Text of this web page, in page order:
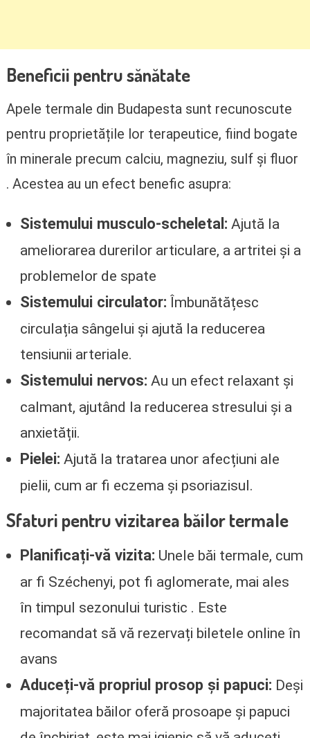
Beneficii pentru sănătate
Apele termale din Budapesta sunt recunoscute
pentru proprietățile lor terapeutice, fiind bogate
în minerale precum calciu, magneziu, sulf și fluor
. Acestea au un efect benefic asupra:
Sistemului musculo-scheletal: Ajută la
ameliorarea durerilor articulare, a artritei și a
problemelor de spate
Sistemului circulator: Îmbunătățesc
circulația sângelui și ajută la reducerea
tensiunii arteriale.
Sistemului nervos: Au un efect relaxant și
calmant, ajutând la reducerea stresului și a
anxietății.
Pielei: Ajută la tratarea unor afecțiuni ale
pielii, cum ar fi eczema și psoriazisul.
Sfaturi pentru vizitarea băilor termale
Planificați-vă vizita: Unele băi termale, cum
ar fi Széchenyi, pot fi aglomerate, mai ales
în timpul sezonului turistic . Este
recomandat să vă rezervați biletele online în
avans
Aduceți-vă propriul prosop și papuci: Deși
majoritatea băilor oferă prosoape și papuci